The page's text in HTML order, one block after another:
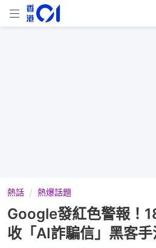
熱話 熱爆話題
Google發紅色警報！
收「AI詐騙信」黑客